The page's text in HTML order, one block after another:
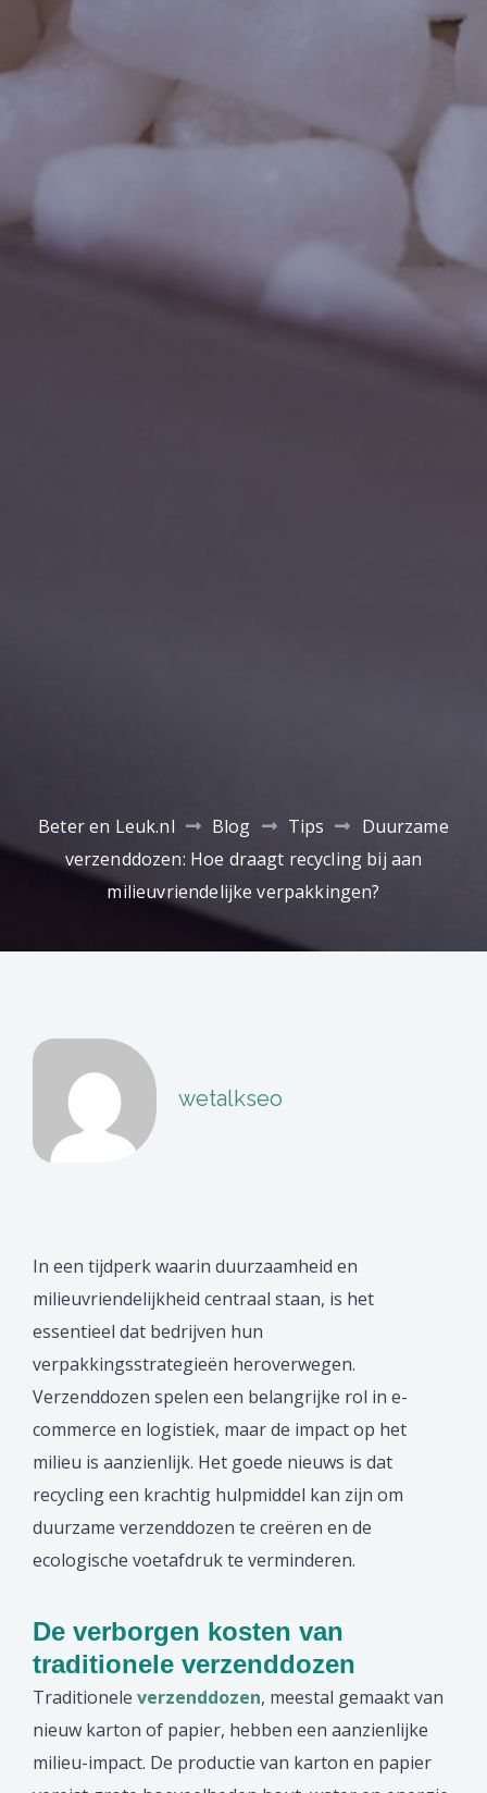
Beter en Leuk.nl Blog Tips
Duurzame
verzenddozen: Hoe draagt recycling bij aan
milieuvriendelijke verpakkingen?
wetalkseo
In een tijdperk waarin duurzaamheid en
milieuvriendelijkheid centraal staan, is het
essentieel dat bedrijven hun
verpakkingsstrategieën heroverwegen.
Verzenddozen spelen een belangrijke rol in e-
commerce en logistiek, maar de impact op het
milieu is aanzienlijk. Het goede nieuws is dat
recycling een krachtig hulpmiddel kan zijn om
duurzame verzenddozen te creëren en de
ecologische voetafdruk te verminderen.
De verborgen kosten van
traditionele verzenddozen
Traditionele verzenddozen, meestal gemaakt van
nieuw karton of papier, hebben een aanzienlijke
milieu-impact. De productie van karton en papier